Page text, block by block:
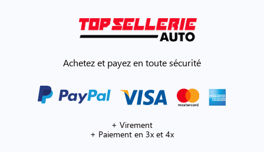
Achetez et payez en toute sécurité
+ Virement
+ Paiement en 3x et 4x